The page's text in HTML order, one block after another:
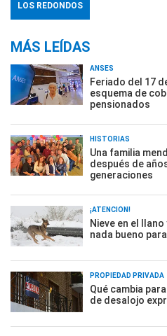
LOS REDONDOS
MÁS LEÍDAS
ANSES
Feriado del 17
esquema de
pensionados
HISTORIAS
Una familia
después de
generaciones
¡ATENCIÓN!
Nieve en el
nada bueno
PROPIEDAD PRIVADA
Qué cambia
de desalojo